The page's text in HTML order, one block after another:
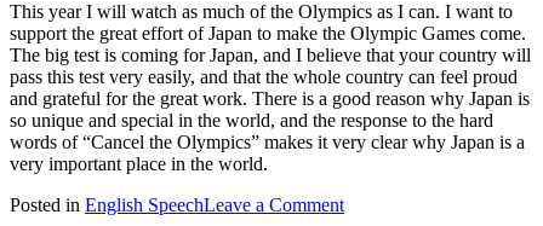
This year I will watch as much of the Olympics as I can. I want to
support the great effort of Japan to make the Olympic Games come.
The big test is coming for Japan, and I believe that your country will
pass this test very easily, and that the whole country can feel proud
and grateful for the great work. There is a good reason why Japan is
so unique and special in the world, and the response to the hard
words of “Cancel the Olympics” makes it very clear why Japan is a
very important place in the world.
Posted in English SpeechLeave a Commenton